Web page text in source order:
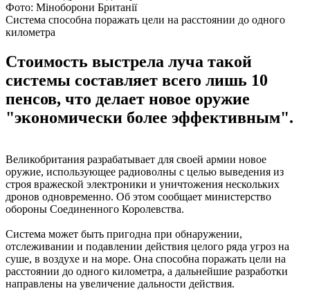
Фото: Міноборони Британії
Система способна поражать цели на расстоянии до одного
километра
Стоимость выстрела луча такой
системы составляет всего лишь 10
пенсов, что делает новое оружие
"экономически более эффективным".
Великобритания разрабатывает для своей армии новое
оружие, использующее радиоволны с целью выведения из
строя вражеской электроники и уничтожения нескольких
дронов одновременно. Об этом сообщает министерство
обороны Соединенного Королевства.
Система может быть пригодна при обнаружении,
отслеживании и подавлении действия целого ряда угроз на
суше, в воздухе и на море. Она способна поражать цели на
расстоянии до одного километра, а дальнейшие разработки
направлены на увеличение дальности действия.